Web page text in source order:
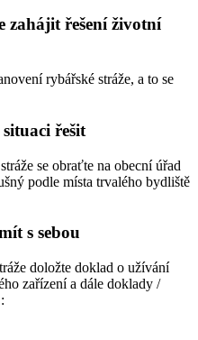
zahájit řešení životní
rybářské stráže, a to se
řešit
se obraťte na obecní úřad
podle místa trvalého bydliště
s sebou
doložte doklad o užívání
zařízení a dále doklady /